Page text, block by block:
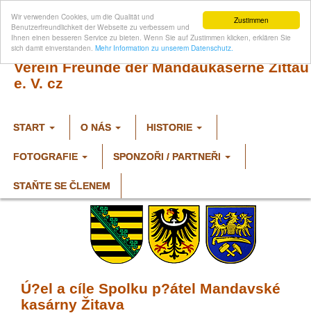
Zustimmen
Wir verwenden Cookies, um die Qualität und
Benutzerfreundlichkeit der Webseite zu verbessern und
Ihnen einen besseren Service zu bieten. Wenn Sie auf Zustimmen klicken, erklären Sie
sich damit einverstanden. Mehr Information zu unserem Datenschutz.
Verein Freunde der Mandaukaserne Zittau
e. V. cz
START O NÁS HISTORIE
FOTOGRAFIE SPONZOŘI / PARTNEŘI
STAŇTE SE ČLENEM
Ú?el a cíle Spolku p?átel Mandavské
kasárny Žitava